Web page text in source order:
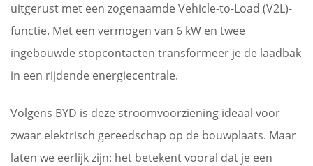
uitgerust met een zogenaamde Vehicle-to-Load (V2L)-
functie. Met een vermogen van 6 kW en twee
ingebouwde stopcontacten transformeer je de laadbak
in een rijdende energiecentrale.
Volgens BYD is deze stroomvoorziening ideaal voor
zwaar elektrisch gereedschap op de bouwplaats. Maar
laten we eerlijk zijn: het betekent vooral dat je een